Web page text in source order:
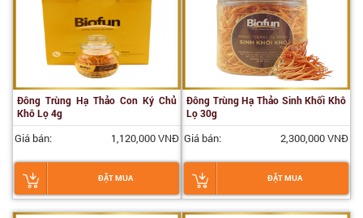
Đông Trùng Hạ Thảo Con Ký Chủ
Khô Lọ 4g
Giá bán: 1,120,000 VNĐ
ĐẶT MUA
Đông Trùng Hạ Thảo Sinh Khối Khô
Lọ 30g
Giá bán: 2,300,000 VNĐ
ĐẶT MUA